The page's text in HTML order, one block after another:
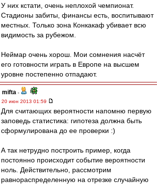
У них кстати, очень неплохой чемпионат.
Стадионы забиты, финансы есть, воспитывают
местных. Только зона Конкакаф убивает всю
видимость за рубежом.
Неймар очень хорош. Мои сомнения насчёт
его готовности играть в Европе на высшем
уровне постепенно отпадают.
mifta -
20 июн 2013 01:59
Для считающих вероятности напомню первую
заповедь статистика: гипотеза должна быть
сформулирована до ее проверки :)
А так нетрудно построить пример, когда
постоянно происходит событие вероятности
ноль. Действительно, рассмотрим
равнораспределенную на отрезке случайную